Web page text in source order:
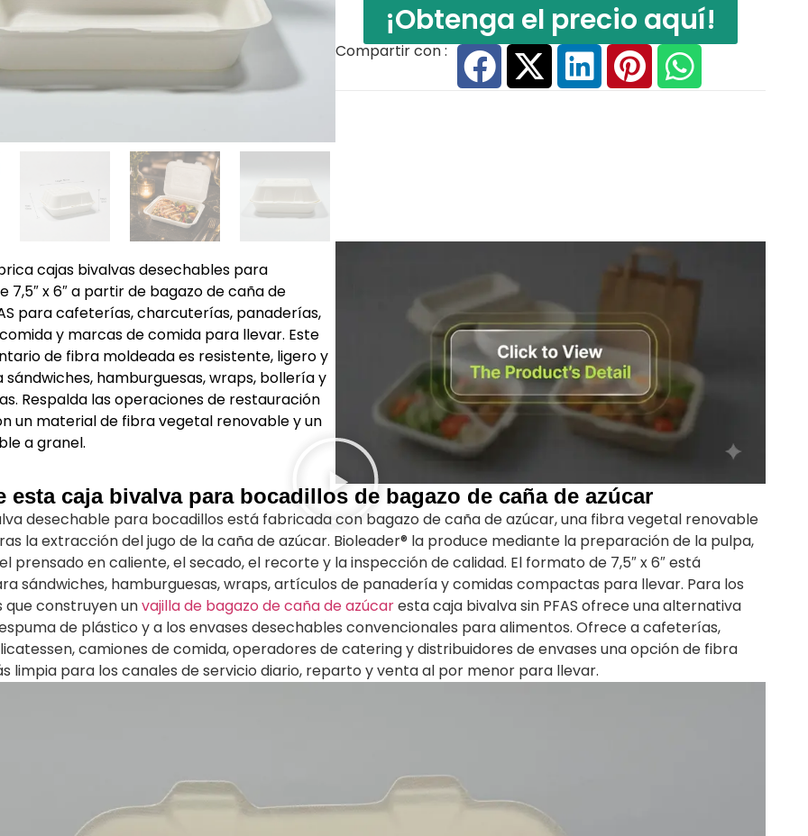
¡Obtenga el precio aquí!
Compartir con :
cajas bivalvas desechables para
7,5″ x 6″ a partir de bagazo de caña de
para cafeterías, charcuterías, panaderías,
y marcas de comida para llevar. Este
de fibra moldeada es resistente, ligero y
hamburguesas, wraps, bollería y
Respalda las operaciones de restauración
un material de fibra vegetal renovable y un
a granel.
esta caja bivalva para bocadillos de bagazo de caña de azúcar
desechable para bocadillos está fabricada con bagazo de caña de azúcar, una fibra vegetal renovable
la extracción del jugo de la caña de azúcar. Bioleader® la produce mediante la preparación de la pulpa,
prensado en caliente, el secado, el recorte y la inspección de calidad. El formato de 7,5″ x 6″ está
sándwiches, hamburguesas, wraps, artículos de panadería y comidas compactas para llevar. Para los
construyen unvajilla de bagazo de caña de azúcaresta caja bivalva sin PFAS ofrece una alternativa
de plástico y a los envases desechables convencionales para alimentos. Ofrece a cafeterías,
camiones de comida, operadores de catering y distribuidores de envases una opción de fibra
limpia para los canales de servicio diario, reparto y venta al por menor para llevar.